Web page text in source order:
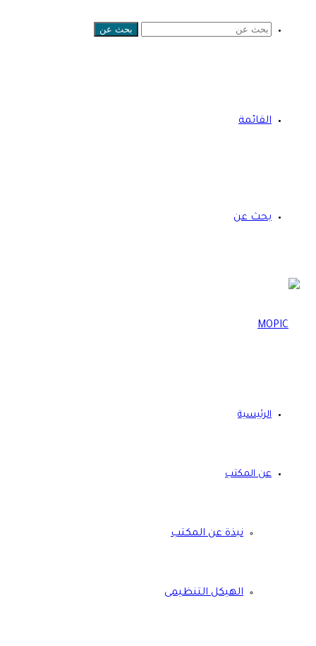
بحث عن
القائمة
بحث عن
الرئيسية
عن المكتب
نبذة عن المكتب
الهيكل التنظيمى